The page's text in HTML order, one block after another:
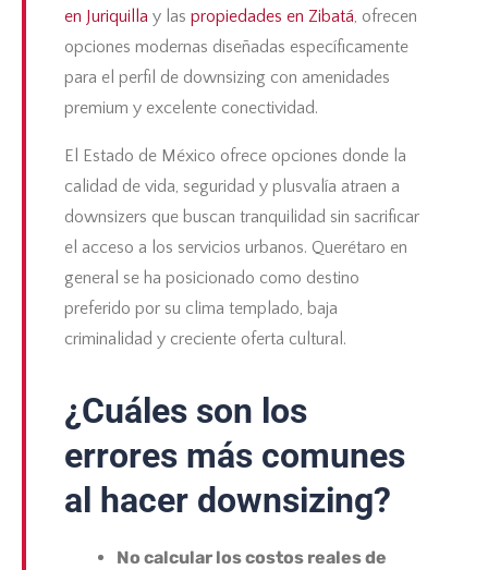
en Juriquilla y las propiedades en Zibatá, ofrecen
opciones modernas diseñadas específicamente
para el perfil de downsizing con amenidades
premium y excelente conectividad.
El Estado de México ofrece opciones donde la
calidad de vida, seguridad y plusvalía atraen a
downsizers que buscan tranquilidad sin sacrificar
el acceso a los servicios urbanos. Querétaro en
general se ha posicionado como destino
preferido por su clima templado, baja
criminalidad y creciente oferta cultural.
¿Cuáles son los
errores más comunes
al hacer downsizing?
No calcular los costos reales de